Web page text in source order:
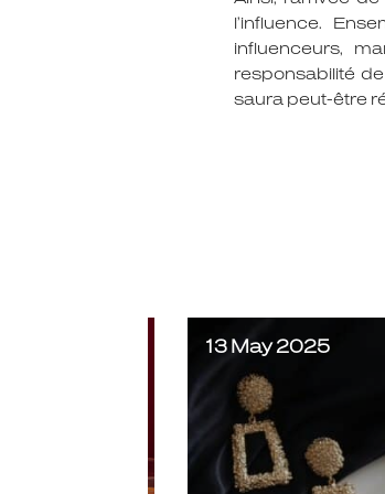
l’influence.
influenceurs,
responsabilité
saura peut-être
13 May 2025